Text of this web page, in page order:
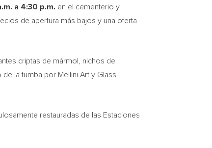
a 4:30 p.m. en el cementerio y
de apertura más bajos y una oferta
criptas de mármol, nichos de
la tumba por Mellini Art y Glass
restauradas de las Estaciones